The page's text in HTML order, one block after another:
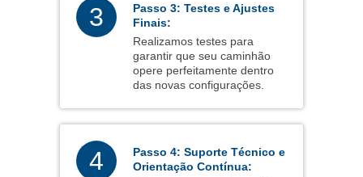
3
Passo 3: Testes e Ajustes
Finais:
Realizamos testes para
garantir que seu caminhão
opere perfeitamente dentro
das novas configurações.
4
Passo 4: Suporte Técnico e
Orientação Contínua: